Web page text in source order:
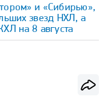
и «Сибирью»,
звезд НХЛ, а
на 8 августа